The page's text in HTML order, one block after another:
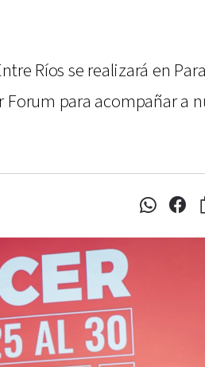
Ríos se realizará en
para acompañar a